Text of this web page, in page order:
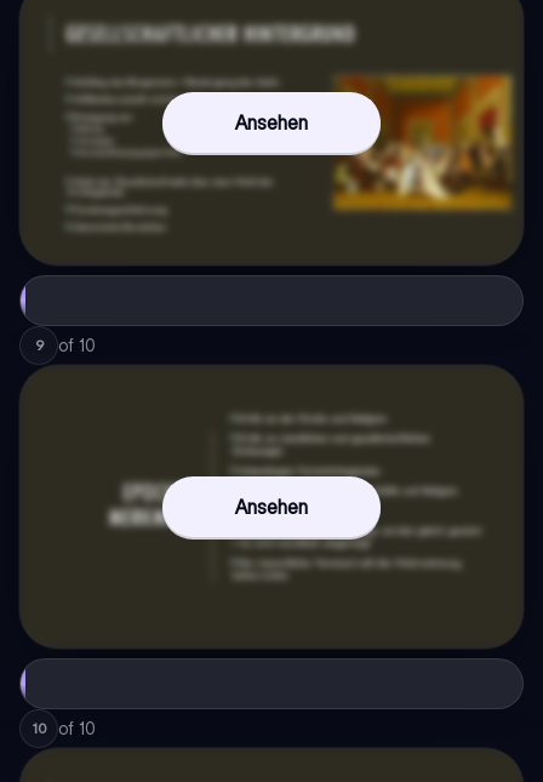
Ansehen
9 of 10
Ansehen
10 of 10